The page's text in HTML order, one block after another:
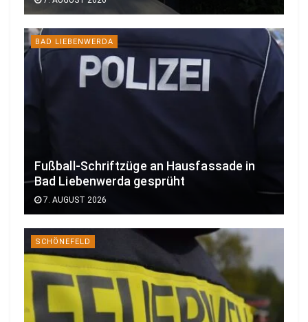
BAD LIEBENWERDA
Fußball-Schriftzüge an Hausfassade in
Bad Liebenwerda gesprüht
7. AUGUST 2026
SCHÖNEFELD